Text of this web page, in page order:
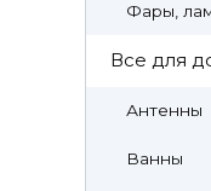
Фары,
Все для
Антенны
Ванны